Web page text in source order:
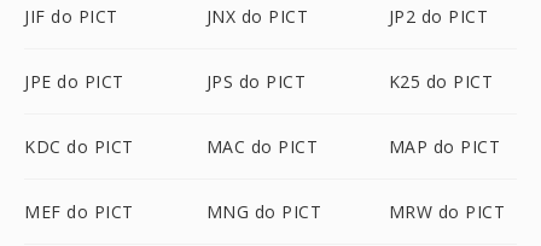
JIF do PICT JNX do PICT JP2 do PICT
JPE do PICT JPS do PICT K25 do PICT
KDC do PICT MAC do PICT MAP do PICT
MEF do PICT MNG do PICT MRW do PICT